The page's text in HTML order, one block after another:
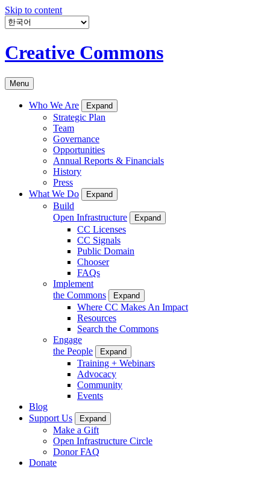
Skip to content
Creative Commons
Menu
Who We Are Expand
Strategic Plan
Team
Governance
Opportunities
Annual Reports & Financials
History
Press
What We Do
Expand
Build
Open Infrastructure
Expand
CC Licenses
CC Signals
Public Domain
Chooser
FAQs
Implement
the Commons
Expand
Where CC Makes An Impact
Resources
Search the Commons
Engage
the People
Expand
Training + Webinars
Advocacy
Community
Events
Blog
Support Us
Expand
Make a Gift
Open Infrastructure Circle
Donor FAQ
Donate